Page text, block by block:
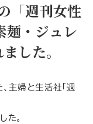
「週刊女性
麺・ジュレ
した。
、主婦と生活社「週
た。